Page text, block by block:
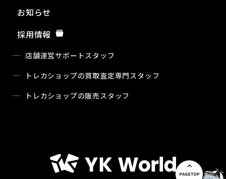
お知らせ
採用情報
店舗運営サポートスタッフ
トレカショップの買取査定専門スタッフ
トレカショップの販売スタッフ